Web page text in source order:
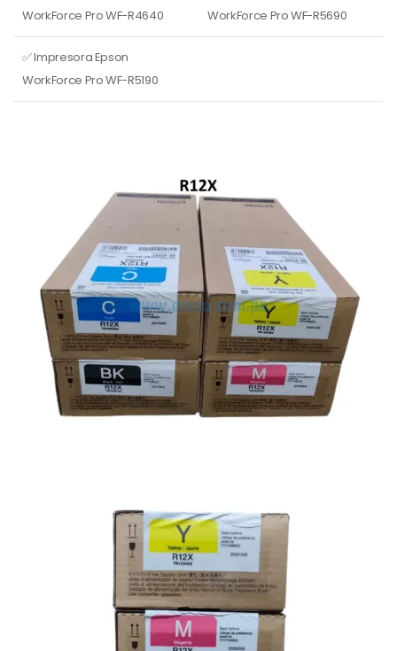
WorkForce Pro WF-R4640
WorkForce Pro WF-R5690
✅ Impresora Epson
WorkForce Pro WF-R5190